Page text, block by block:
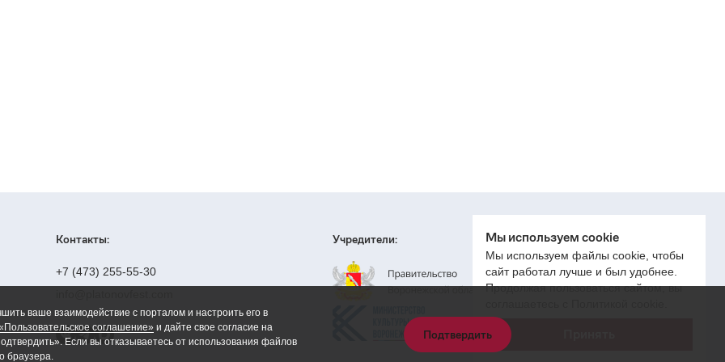
Контакты:
+7 (473) 255-55-30
Учредители:
ваше взаимодействие с порталом и настроить его в
соглашение» и дайте свое согласие на
Если вы отказываетесь от использования файлов
браузера.
Подтвердить
Мы используем cookie
Мы используем файлы cookie, чтобы
сайт работал лучше и был удобнее.
Продолжая пользоваться сайтом, вы